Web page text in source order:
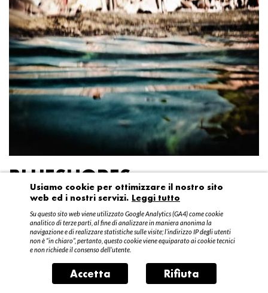
BLUESHORES
Federico Garibaldi
20 aprile – 15 maggio 2016
Usiamo cookie per ottimizzare il nostro sito
web ed i nostri servizi. Leggi tutto
Su questo sito web viene utilizzato Google Analytics (GA4) come cookie
analitico di terze parti, al fine di analizzare in maniera anonima la
navigazione e di realizzare statistiche sulle visite; l’indirizzo IP degli utenti
non è “in chiaro”, pertanto, questo cookie viene equiparato ai cookie tecnici
e non richiede il consenso dell’utente.
Accetta Rifiuta